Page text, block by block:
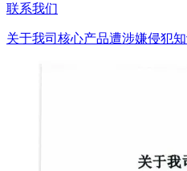
联系我们
关于我司核心产品遭涉嫌侵犯